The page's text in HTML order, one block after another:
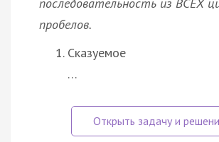
последовательность из ВСЕХ
пробелов.
Сказуемое
…